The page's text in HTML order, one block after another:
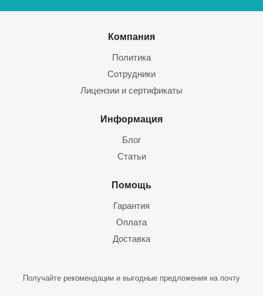
Компания
Политика
Сотрудники
Лицензии и сертификаты
Информация
Блог
Статьи
Помощь
Гарантия
Оплата
Доставка
Получайте рекомендации и выгодные предложения на почту